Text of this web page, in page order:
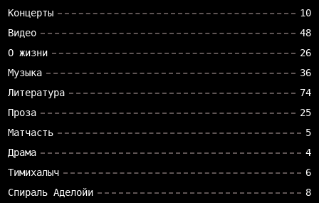
Концерты
10
Видео
48
О жизни
26
Музыка
36
Литература
74
Проза
25
Матчасть
5
Драма
4
Тимихалыч
6
Спираль Аделойи
8